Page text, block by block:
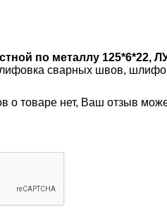
по металлу 125*6*22,
сварных швов,
о товаре нет, Ваш отзыв